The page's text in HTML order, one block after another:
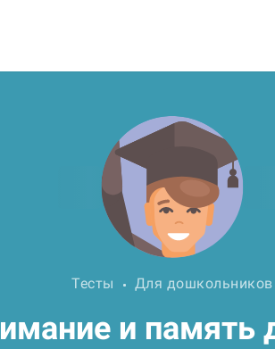
Тесты Для дошкольников
и память